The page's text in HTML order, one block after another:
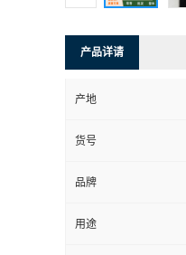
产品详请
产地
货号
品牌
用途